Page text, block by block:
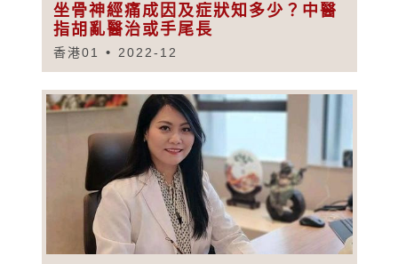
坐骨神經痛成因及症狀知多少？中醫
指胡亂醫治或手尾長
香港01 2022-12